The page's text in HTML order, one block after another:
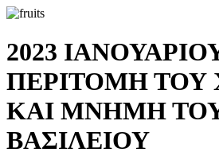
2023
ΠΕΡΙΤΟΜΗ ΤΟΥ
ΚΑΙ ΜΝΗΜΗ
ΒΑΣΙΛΕΙΟΥ